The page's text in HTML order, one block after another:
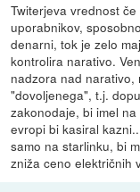
Twiterjeva vrednost
uporabnikov,
denarni, tok je zelo
kontrolira narativo.
nadzora nad narativo,
"dovoljenega", t.j.
zakonodaje, bi imel
evropi bi kasiral
samo na starlinku, bi
zniža ceno električnih